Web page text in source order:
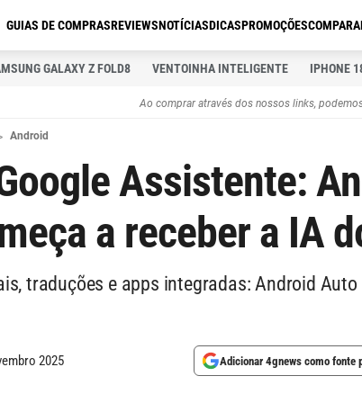
GUIAS DE COMPRASREVIEWSNOTÍCIASDICASPROMOÇÕES
GALAXY Z FOLD8 VENTOINHA INTELIGENTE IPHONE
Ao comprar através dos nossos links,
Android
Assistente:
a receber a IA
traduções e apps integradas: Android
2025 Adicionar 4gnews como fonte